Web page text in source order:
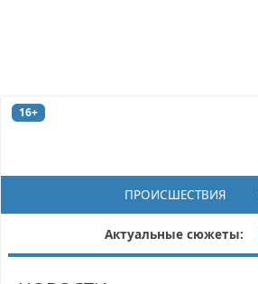
16+
ПРОИСШЕСТВИЯ
Актуальные сюжеты: